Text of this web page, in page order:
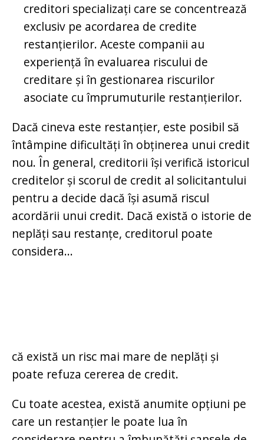
creditori specializați care se concentrează
exclusiv pe acordarea de credite
restanțierilor. Aceste companii au
experiență în evaluarea riscului de
creditare și în gestionarea riscurilor
asociate cu împrumuturile restanțierilor.
Dacă cineva este restanțier, este posibil să
întâmpine dificultăți în obținerea unui credit
nou. În general, creditorii își verifică istoricul
creditelor și scorul de credit al solicitantului
pentru a decide dacă își asumă riscul
acordării unui credit. Dacă există o istorie de
neplăți sau restanțe, creditorul poate
considera...
că există un risc mai mare de neplăți și
poate refuza cererea de credit.
Cu toate acestea, există anumite opțiuni pe
care un restanțier le poate lua în